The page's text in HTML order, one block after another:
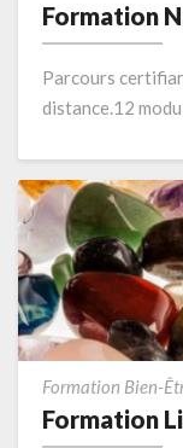
Formation
Parcours
distance.12
Formation Bien-
Formation